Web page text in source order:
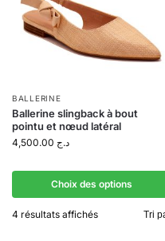
BALLERINE
Ballerine slingback à bout
pointu et nœud latéral
د.ج
Choix des options
4 résultats affichés